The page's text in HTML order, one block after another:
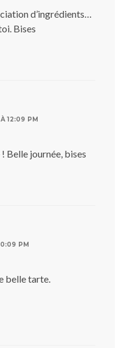
d’ingrédients…
Bises
12:09 PM
Belle journée, bises
PM
belle tarte.